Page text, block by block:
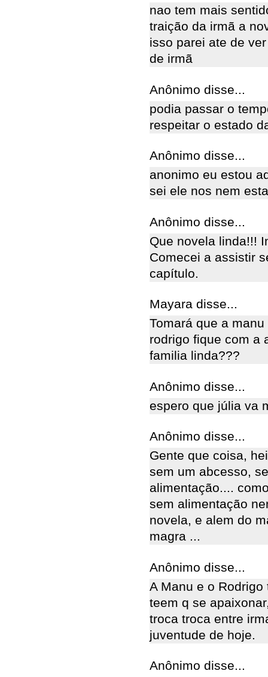
nao tem mais
traição da irmã a
isso parei ate de
de irmã
Anônimo disse...
podia passar o
respeitar o estado
Anônimo disse...
anonimo eu estou
sei ele nos nem
Anônimo disse...
Que novela linda!!!
Comecei a assistir
capítulo.
Mayara disse...
Tomará que a
rodrigo fique com a
familia linda???
Anônimo disse...
espero que júlia va
Anônimo disse...
Gente que coisa,
sem um abcesso,
alimentação....
sem alimentação
novela, e alem do
magra ...
Anônimo disse...
A Manu e o
teem q se
troca troca entre
juventude de hoje.
Anônimo disse...